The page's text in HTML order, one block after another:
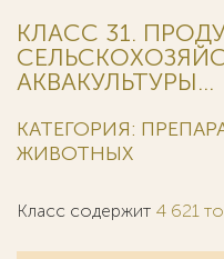
КЛАСС 31.
АКВАКУЛЬТУРЫ...
КАТЕГОРИЯ:
ЖИВОТНЫХ
Класс содержит 4 621